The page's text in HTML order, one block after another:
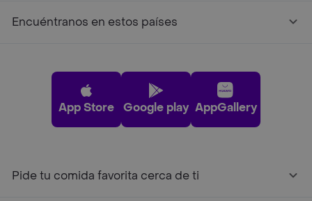
Encuéntranos en estos países
App Store Google play AppGallery
Pide tu comida favorita cerca de ti